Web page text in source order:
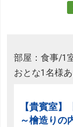
部屋：食事/1
おとな1名様
【貴賓室
～檜造りの